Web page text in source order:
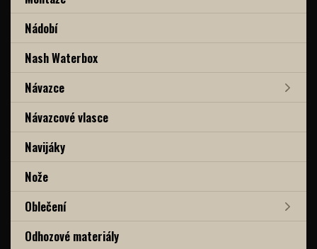
Nádobí
Nash Waterbox
Návazce
Návazcové vlasce
Navijáky
Nože
Oblečení
Odhozové materiály